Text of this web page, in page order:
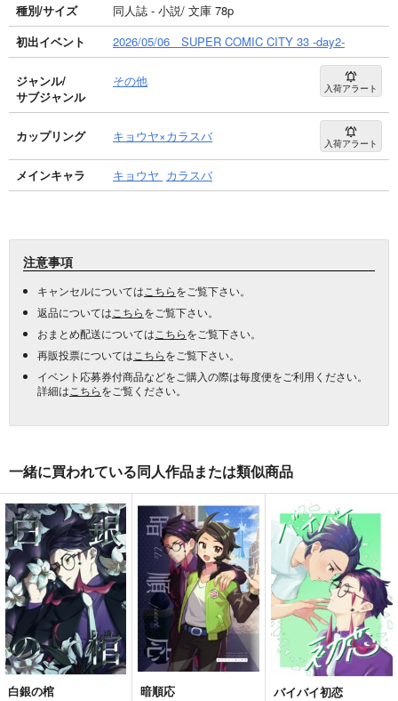
種別/サイズ
同人誌 - 小説/ 文庫 78p
初出イベント
2026/05/06 SUPER COMIC CITY 33 -day2-
ジャンル/
サブジャンル
その他 入荷アラート
カップリング キョウヤ×カラスバ 入荷アラート
メインキャラ キョウヤ カラスバ
注意事項
キャンセルについては こちらをご覧下さい。
返品については こちらをご覧下さい。
おまとめ配送については こちらをご覧下さい。
再販投票については こちらをご覧下さい。
イベント応募券付商品などをご購入の際は毎度便をご利用ください。
詳細は こちらをご覧ください。
一緒に買われている同人作品または類似商品
白銀の棺 暗順応 バイバイ初恋